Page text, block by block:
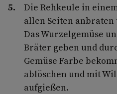
Die Rehkeule in
allen Seiten
Das Wurzelgemüse
Bräter geben und
Gemüse Farbe
ablöschen und mit
aufgießen.